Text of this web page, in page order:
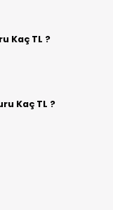
Kaç TL ?
Kaç TL ?